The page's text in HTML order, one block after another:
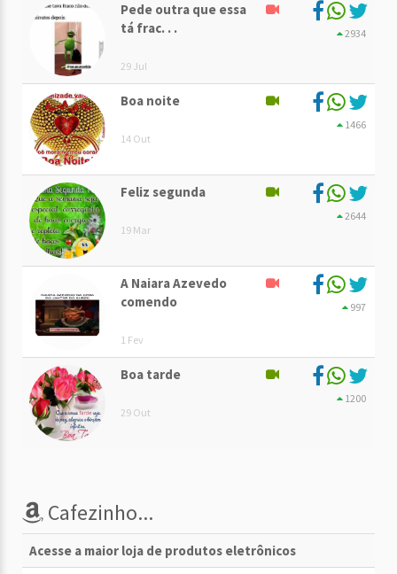
Pede outra que essa
tá frac. . .
29 Jul
2934
Boa noite
14 Out
1466
Feliz segunda
19 Mar
2644
A Naiara Azevedo
comendo
1 Fev
997
Boa tarde
29 Out
1200
Cafezinho...
Acesse a maior loja de produtos eletrônicos